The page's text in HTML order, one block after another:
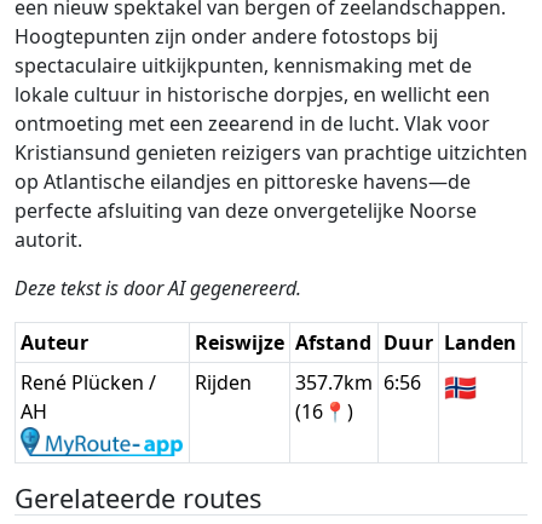
een nieuw spektakel van bergen of zeelandschappen.
Hoogtepunten zijn onder andere fotostops bij
spectaculaire uitkijkpunten, kennismaking met de
lokale cultuur in historische dorpjes, en wellicht een
ontmoeting met een zeearend in de lucht. Vlak voor
Kristiansund genieten reizigers van prachtige uitzichten
op Atlantische eilandjes en pittoreske havens—de
perfecte afsluiting van deze onvergetelijke Noorse
autorit.
Deze tekst is door AI gegenereerd.
Auteur Reiswijze Afstand Duur Landen
René Plücken /
AH
Rijden
357.7km
(16📍)
6:56 🇳🇴
Gerelateerde routes